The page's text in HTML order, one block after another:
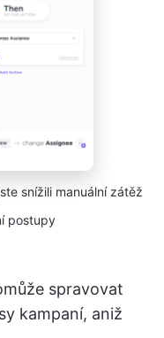
snížili manuální zátěž
postupy
spravovat
kampaní, aniž